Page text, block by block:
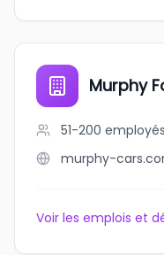
Murphy
51-200 employés
murphy-
Voir les emplois et